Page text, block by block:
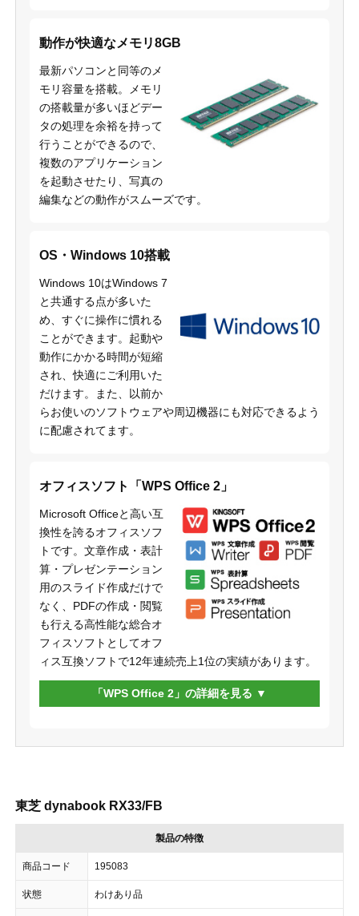
動作が快適なメモリ8GB
最新パソコンと同等のメ
モリ容量を搭載。メモリ
の搭載量が多いほどデー
タの処理を余裕を持って
行うことができるので、
複数のアプリケーション
を起動させたり、写真の
編集などの動作がスムーズです。
OS・Windows 10搭載
Windows 10はWindows 7
と共通する点が多いた
め、すぐに操作に慣れる
ことができます。起動や
動作にかかる時間が短縮
され、快適にご利用いた
だけます。また、以前か
らお使いのソフトウェアや周辺機器にも対応できるよう
に配慮されてます。
オフィスソフト「WPS Office 2」
Microsoft Officeと高い互
換性を誇るオフィスソフ
トです。文章作成・表計
算・プレゼンテーション
用のスライド作成だけで
なく、PDFの作成・閲覧
も行える高性能な総合オ
フィスソフトとしてオフ
ィス互換ソフトで12年連続売上1位の実績があります。
「WPS Office 2」の詳細を見る
東芝 dynabook RX33/FB
製品の特徴
商品コード 195083
状態 わけあり品